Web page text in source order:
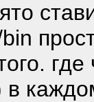
в